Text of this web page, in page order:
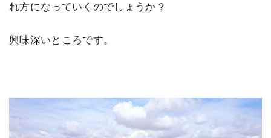
れ方になっていくのでしょうか？
興味深いところです。